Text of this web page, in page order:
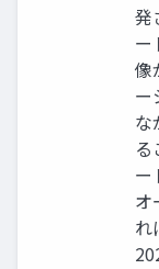
発
ー
像
ー
な
る
ー
オ
れ